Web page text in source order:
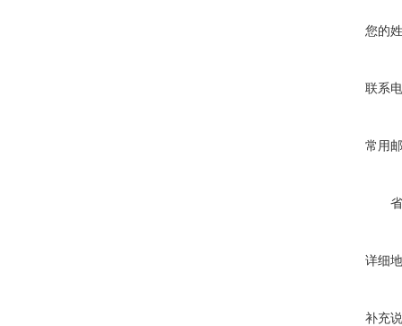
您的
联系
常用
详细
补充